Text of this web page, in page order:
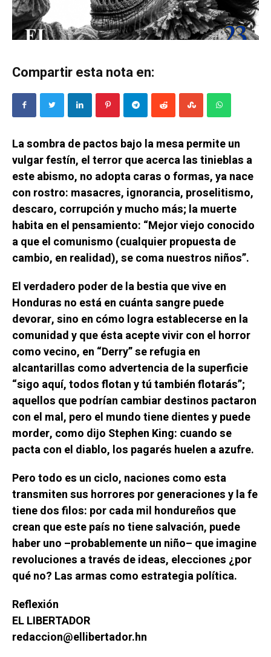
Compartir esta nota en:
La sombra de pactos bajo la mesa permite un
vulgar festín, el terror que acerca las tinieblas a
este abismo, no adopta caras o formas, ya nace
con rostro: masacres, ignorancia, proselitismo,
descaro, corrupción y mucho más; la muerte
habita en el pensamiento: “Mejor viejo conocido
a que el comunismo (cualquier propuesta de
cambio, en realidad), se coma nuestros niños”.
El verdadero poder de la bestia que vive en
Honduras no está en cuánta sangre puede
devorar, sino en cómo logra establecerse en la
comunidad y que ésta acepte vivir con el horror
como vecino, en “Derry” se refugia en
alcantarillas como advertencia de la superficie
“sigo aquí, todos flotan y tú también flotarás”;
aquellos que podrían cambiar destinos pactaron
con el mal, pero el mundo tiene dientes y puede
morder, como dijo Stephen King: cuando se
pacta con el diablo, los pagarés huelen a azufre.
Pero todo es un ciclo, naciones como esta
transmiten sus horrores por generaciones y la fe
tiene dos filos: por cada mil hondureños que
crean que este país no tiene salvación, puede
haber uno –probablemente un niño– que imagine
revoluciones a través de ideas, elecciones ¿por
qué no? Las armas como estrategia política.
Reflexión
EL LIBERTADOR
redaccion@ellibertador.hn